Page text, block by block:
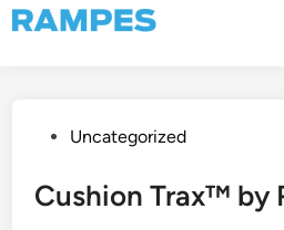
Skip
to
PostedUncategorized
Cushion Trax™ by